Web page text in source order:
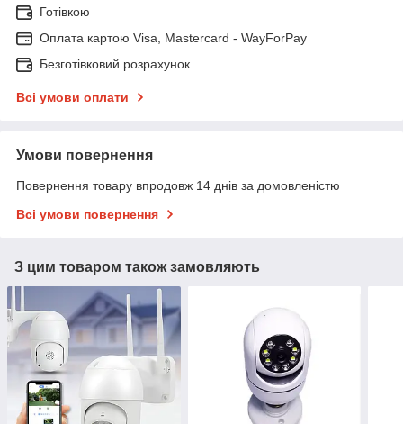
Готівкою
Оплата картою Visa, Mastercard - WayForPay
Безготівковий розрахунок
Всі умови оплати
Умови повернення
Повернення товару впродовж 14 днів за домовленістю
Всі умови повернення
З цим товаром також замовляють